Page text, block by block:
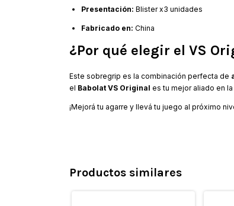
Presentación: Blister x3 unidades
Fabricado en: China
¿Por qué elegir el VS
Este sobregrip es la combinación perfecta de
el Babolat VS Original es tu mejor aliado en la
¡Mejorá tu agarre y llevá tu juego al próximo
Productos similares